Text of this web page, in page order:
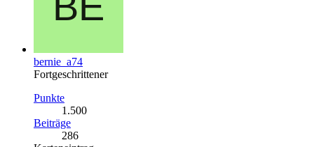
bernie_a74
Fortgeschrittener
Punkte
1.500
Beiträge
286